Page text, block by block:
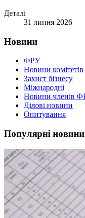
Деталі
31 липня 2026
Новини
ФРУ
Новини комітетів
Захист бізнесу
Міжнародні
Новини членів
Ділові новини
Опитування
Популярні новини